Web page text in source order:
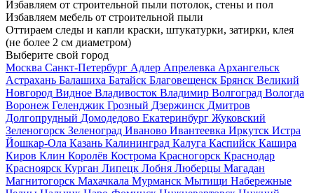
Избавляем от строительной пыли потолок, стены и пол
Избавляем мебель от строительной пыли
Оттираем следы и капли краски, штукатурки, затирки, клея
(не более 2 см диаметром)
Выберите свой город
Москва Санкт-Петербург Адлер Апрелевка Архангельск
Астрахань Балашиха Батайск Благовещенск Брянск Великий
Новгород Видное Владивосток Владимир Волгоград Вологда
Воронеж Геленджик Грозный Дзержинск Дмитров
Долгопрудный Домодедово Екатеринбург Жуковский
Зеленогорск Зеленоград Иваново Ивантеевка Иркутск Истра
Йошкар-Ола Казань Калининград Калуга Каспийск Кашира
Киров Клин Королёв Кострома Красногорск Краснодар
Красноярск Курган Липецк Лобня Люберцы Магадан
Магнитогорск Махачкала Мурманск Мытищи Набережные